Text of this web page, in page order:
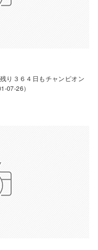
り３６４日もチャンピオン
07-26）